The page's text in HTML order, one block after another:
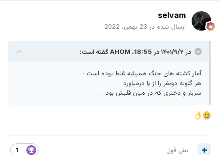
selvam
ارسال شده در 23 بهمن، 2022
در ۱۴۰۱/۹/۲ در 18:55، AHOMگفته است:
آمار کشته های جنگ همیشه غلط بوده است ؛
هر گلوله دونفر را از پا درمیاورد
سرباز و دختری که در میان قلبش بود …
نقل قول